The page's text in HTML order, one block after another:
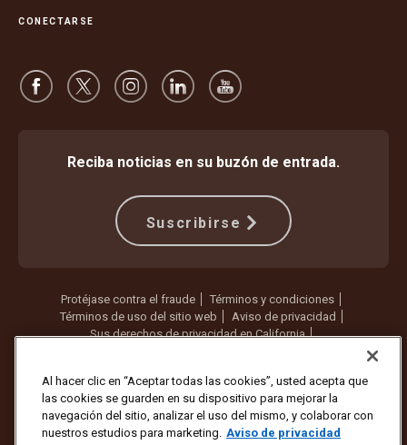
CONECTARSE
Reciba noticias en su buzón de entrada.
Suscribirse
Protéjase contra el fraude
Términos y condiciones
Términos de uso del sitio web
Aviso de privacidad
Sus derechos de privacidad en California
Copyright ©1994 - 2026 United Parcel Service of America, Inc. Todos
los derechos reservados. ¿Ya no quiere recibir actualizaciones por
correo electrónico?
Cancelar la suscripción aquí
Al hacer clic en “Aceptar todas las cookies”, usted acepta que
las cookies se guarden en su dispositivo para mejorar la
navegación del sitio, analizar el uso del mismo, y colaborar con
nuestros estudios para marketing. Aviso de privacidad